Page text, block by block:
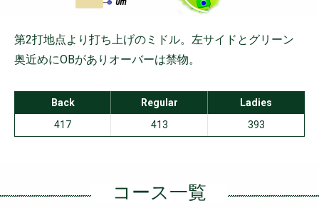
第2打地点より打ち上げのミドル。左サイドとグリーン
奥近めにOBがありオーバーは禁物。
Back Regular
Ladies
417
413 393
コース一覧